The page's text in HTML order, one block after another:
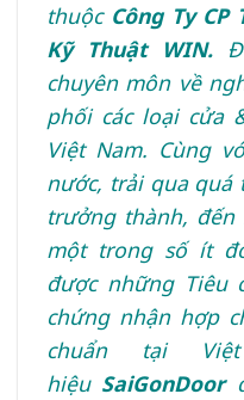
thuộc Công Ty
Kỹ Thuật WIN.
chuyên môn về
phối các loại cửa
Việt Nam. Cùng
nước, trải qua quá
trưởng thành,
một trong số ít
được những Tiêu
chứng nhận hợp
chuẩn tại
hiệu SaiGonDoor